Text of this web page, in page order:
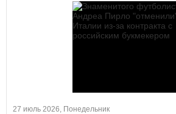
27 июль 2026, Понедельник